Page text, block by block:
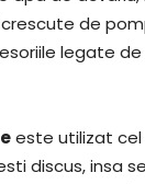
de
legate de
este utilizat
discus, insa